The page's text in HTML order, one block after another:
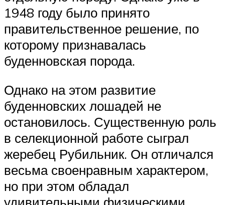
1948 году было принято
правительственное решение, по
которому признавалась
буденновская порода.
Однако на этом развитие
буденновских лошадей не
остановилось. Существенную роль
в селекционной работе сыграл
жеребец Рубильник. Он отличался
весьма своенравным характером,
но при этом обладал